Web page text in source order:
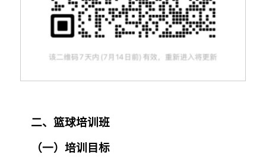
二、篮球培训班
（一）培训目标